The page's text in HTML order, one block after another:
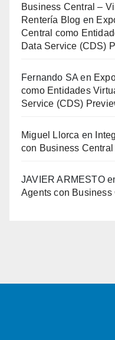
Business Central –
Rentería Blog en
Central como
Data Service (CDS)
Fernando SA en
como Entidades
Service (CDS)
Miguel Llorca en
con Business Central
JAVIER ARMESTO
Agents con Business